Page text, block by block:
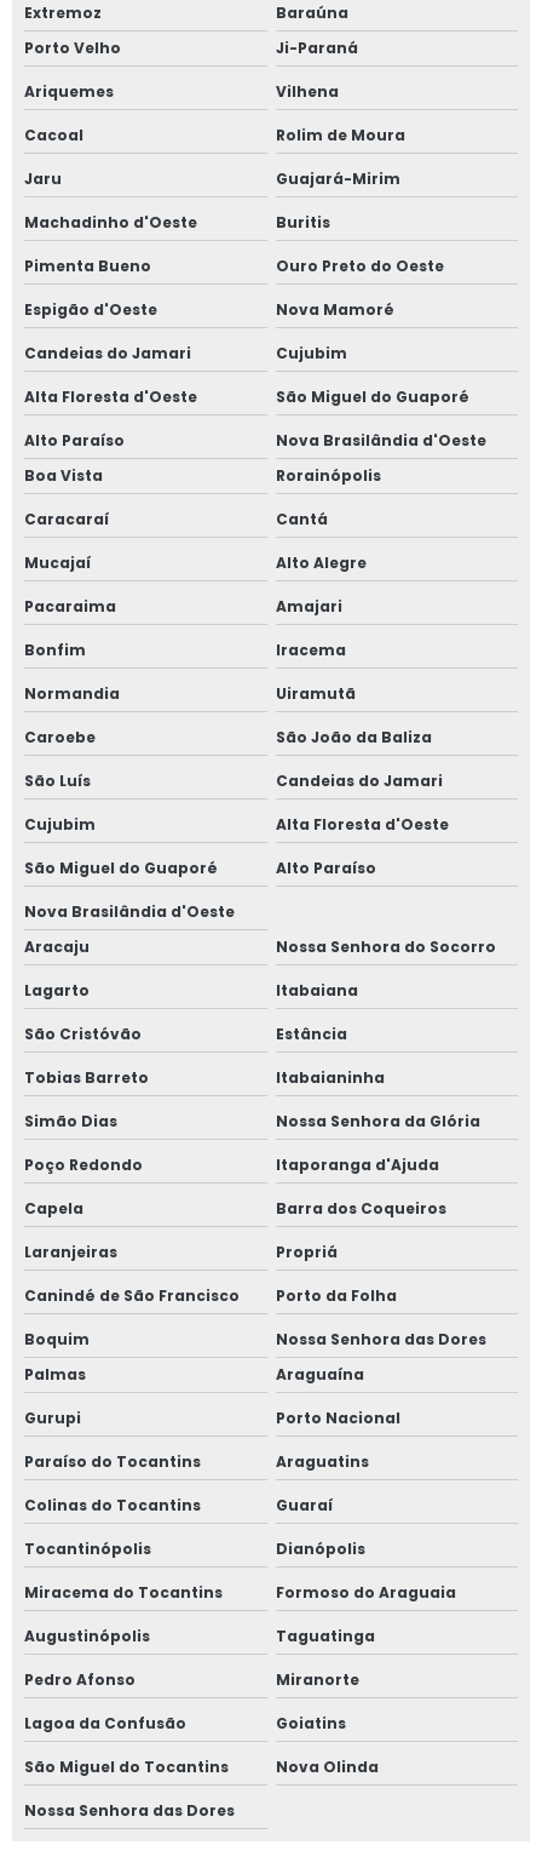
Extremoz
Baraúna
Porto Velho
Ji-Paraná
Ariquemes Vilhena
Cacoal Rolim de Moura
Jaru Guajará-Mirim
Machadinho d'Oeste Buritis
Pimenta Bueno Ouro Preto do Oeste
Espigão d'Oeste Nova Mamoré
Candeias do Jamari Cujubim
Alta Floresta d'Oeste São Miguel do Guaporé
Alto Paraíso
Nova Brasilândia d'Oeste
Boa Vista
Rorainópolis
Caracaraí Cantá
Mucajaí Alto Alegre
Pacaraima Amajari
Bonfim Iracema
Normandia Uiramutã
Caroebe São João da Baliza
São Luís Candeias do Jamari
Cujubim Alta Floresta d'Oeste
São Miguel do Guaporé Alto Paraíso
Nova Brasilândia d'Oeste
Aracaju
Nossa Senhora do Socorro
Lagarto Itabaiana
São Cristóvão Estância
Tobias Barreto Itabaianinha
Simão Dias Nossa Senhora da Glória
Poço Redondo Itaporanga d'Ajuda
Capela Barra dos Coqueiros
Laranjeiras Propriá
Canindé de São Francisco Porto da Folha
Boquim
Nossa Senhora das Dores
Palmas
Araguaína
Gurupi Porto Nacional
Paraíso do Tocantins Araguatins
Colinas do Tocantins Guaraí
Tocantinópolis Dianópolis
Miracema do Tocantins Formoso do Araguaia
Augustinópolis Taguatinga
Pedro Afonso Miranorte
Lagoa da Confusão Goiatins
São Miguel do Tocantins Nova Olinda
Nossa Senhora das Dores